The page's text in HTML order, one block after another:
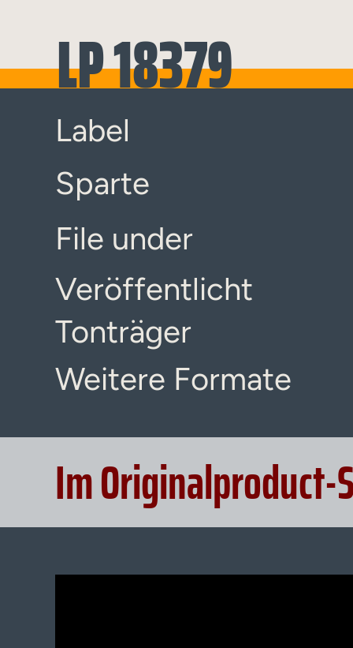
LP 18379
Label
Sparte
File under
Veröffentlicht
Tonträger
Weitere Formate
Im